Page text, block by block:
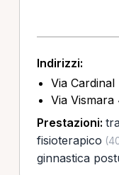
Indirizzi:
Via
Via
Prestazioni:
fisioterapico
ginnastica